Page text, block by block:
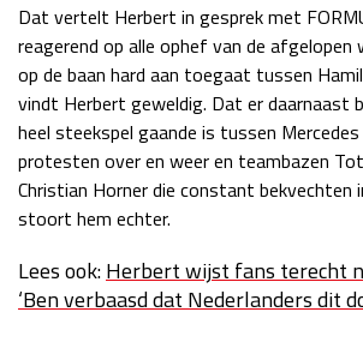
Kwalificatie
Race
LAS VEGAS GRAND PRIX 2026
Kwalificatie
Race
GP ABU DHABI 2026
Kwalificatie
Race
Dat vertelt Herbert in gesprek met
reagerend op alle ophef van de afgelopen
op de baan hard aan toegaat tussen
vindt Herbert geweldig. Dat er daarnaast
heel steekspel gaande is tussen
protesten over en weer en teambazen
Christian Horner die constant bekvechten
stoort hem echter.
Lees ook:Herbert wijst fans terecht
‘Ben verbaasd dat Nederlanders dit